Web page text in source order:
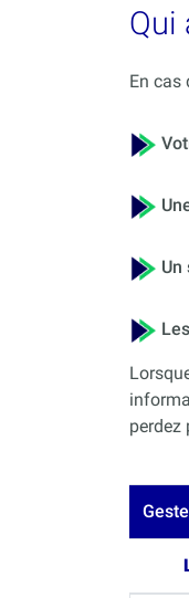
Qui
En cas
Un
perdez